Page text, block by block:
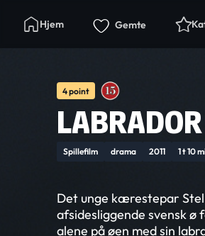
Hjem Gemte
4 point
LABRADOR
Spillefilm drama 2011 1 t 10
Det unge kærestepar
afsidesliggende svensk ø
alene på øen med sin